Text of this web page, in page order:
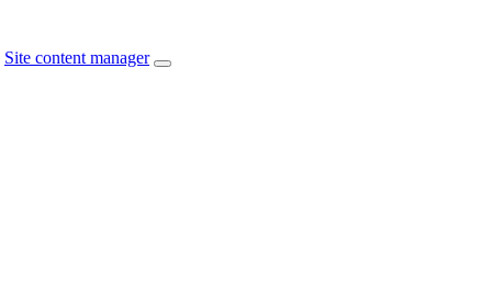
Site content manager